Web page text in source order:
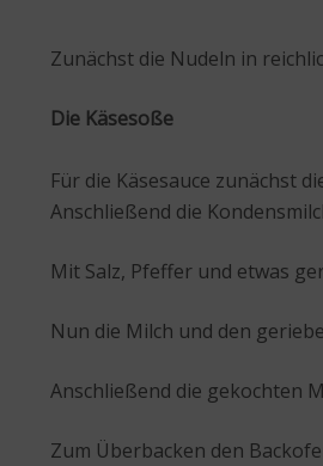
Zunächst die Nudeln in
Die Käsesoße
Für die Käsesauce zunächst
Anschließend die
Mit Salz, Pfeffer und etwas
Nun die Milch und den
Anschließend die gekochten
Zum Überbacken den